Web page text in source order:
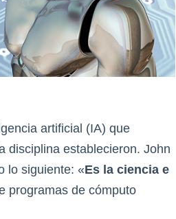
artificial (IA) que
disciplina establecieron. John
lo siguiente: «Es la ciencia e
programas de cómputo